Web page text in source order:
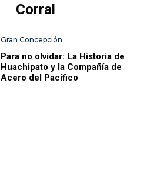
Corral
Gran Concepción
Para no olvidar: La Historia de
Huachipato y la Compañía de
Acero del Pacífico